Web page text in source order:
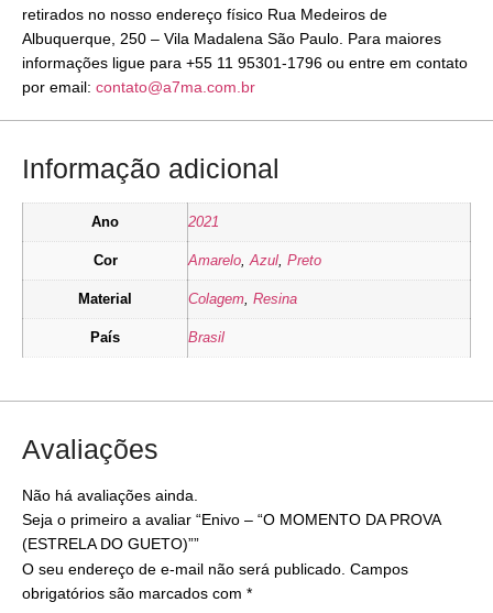
retirados no nosso endereço físico Rua Medeiros de
Albuquerque, 250 – Vila Madalena São Paulo. Para maiores
informações ligue para +55 11 95301-1796 ou entre em contato
por email: contato@a7ma.com.br
Informação adicional
Ano 2021
Cor Amarelo Azul Preto
Material Colagem Resina
País Brasil
Avaliações
Não há avaliações ainda.
Seja o primeiro a avaliar “Enivo – “O MOMENTO DA PROVA
(ESTRELA DO GUETO)””
O seu endereço de e-mail não será publicado. Campos
obrigatórios são marcados com *